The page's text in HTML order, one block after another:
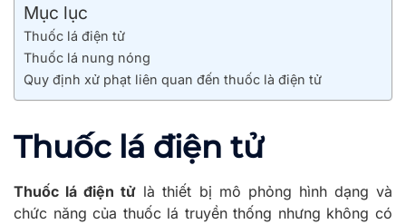
Mục lục
Thuốc lá điện tử
Thuốc lá nung nóng
Quy định xử phạt liên quan đến thuốc là điện tử
Thuốc lá điện tử
Thuốc lá điện tử là thiết bị mô phỏng hình dạng và
chức năng của thuốc lá truyền thống nhưng không có